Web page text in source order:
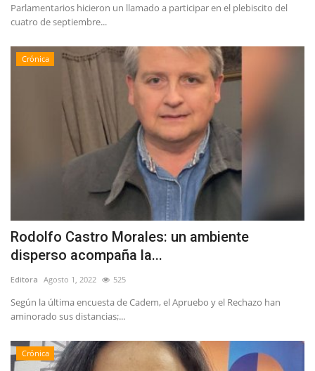
Parlamentarios hicieron un llamado a participar en el plebiscito del
cuatro de septiembre...
Crónica
Rodolfo Castro Morales: un ambiente
disperso acompaña la...
Editora Agosto 1, 2022 525
Según la última encuesta de Cadem, el Apruebo y el Rechazo han
aminorado sus distancias;...
Crónica